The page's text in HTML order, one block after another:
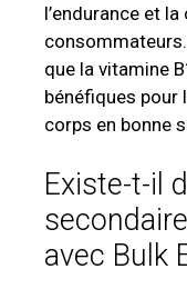
l’endurance et
que la vitamine
bénéfiques pour
corps en bonne
Existe-t-il
avec Bulk